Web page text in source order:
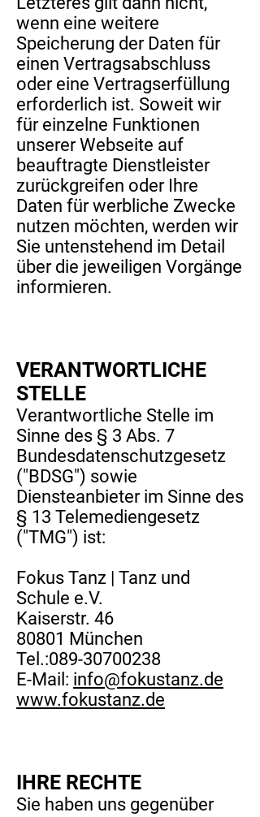
wenn eine weitere
Speicherung der Daten für
einen Vertragsabschluss
oder eine Vertragserfüllung
erforderlich ist. Soweit wir
für einzelne Funktionen
unserer Webseite auf
beauftragte Dienstleister
zurückgreifen oder Ihre
Daten für werbliche Zwecke
nutzen möchten, werden wir
Sie untenstehend im Detail
über die jeweiligen Vorgänge
informieren.
VERANTWORTLICHE
STELLE
Verantwortliche Stelle im
Sinne des § 3 Abs. 7
Bundesdatenschutzgesetz
("BDSG") sowie
Diensteanbieter im Sinne des
§ 13 Telemediengesetz
("TMG") ist:
Fokus Tanz | Tanz und
Schule e.V.
Kaiserstr. 46
80801 München
Tel.:089-30700238
​E-Mail: info@fokustanz.de
www.fokustanz.de
IHRE RECHTE
Sie haben uns gegenüber